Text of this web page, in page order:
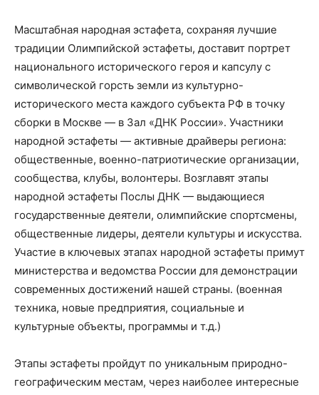
Масштабная народная эстафета, сохраняя лучшие
традиции Олимпийской эстафеты, доставит портрет
национального исторического героя и капсулу с
символической горсть земли из культурно-
исторического места каждого субъекта РФ в точку
сборки в Москве — в Зал «ДНК России». Участники
народной эстафеты — активные драйверы региона:
общественные, военно-патриотические организации,
сообщества, клубы, волонтеры. Возглавят этапы
народной эстафеты Послы ДНК — выдающиеся
государственные деятели, олимпийские спортсмены,
общественные лидеры, деятели культуры и искусства.
Участие в ключевых этапах народной эстафеты примут
министерства и ведомства России для демонстрации
современных достижений нашей страны. (военная
техника, новые предприятия, социальные и
культурные объекты, программы и т.д.)
Этапы эстафеты пройдут по уникальным природно-
географическим местам, через наиболее интересные